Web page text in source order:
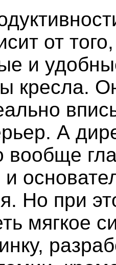
от
и
кресла.
А
вообще
Но при
мягкое